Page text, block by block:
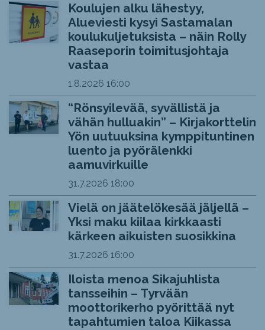
Koulujen alku lähestyy,
Alueviesti kysyi Sastamalan
koulukuljetuksista – näin Rolly
Raaseporin toimitusjohtaja
vastaa
1.8.2026 16:00
“Rönsyilevää, syvällistä ja
vähän hulluakin” – Kirjakorttelin
Yön uutuuksina kymppituntinen
luento ja pyörälenkki
aamuvirkuille
31.7.2026 18:00
Vielä on jäätelökesää jäljellä –
Yksi maku kiilaa kirkkaasti
kärkeen aikuisten suosikkina
31.7.2026 16:00
Iloista menoa Sikajuhlista
tansseihin – Tyrvään
moottorikerho pyörittää nyt
tapahtumien taloa Kiikassa